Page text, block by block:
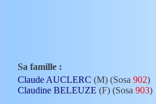
Sa famille :
Claude AUCLERC (M) (Sosa 902)
Claudine BELEUZE (F) (Sosa 903)